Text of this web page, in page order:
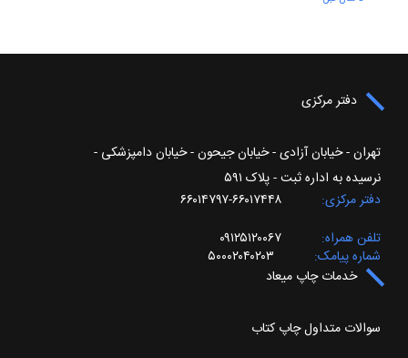
دفتر مرکزی
تهران - خیابان آزادی - خیابان جیحون - خیابان دامپزشکی -
نرسیده به اداره ثبت - پلاک ۵۹۱
دفتر مرکزی
۶۶۰۱۷۴۴۸-۶۶۰۱۴۷۹۷
تلفن همراه
۰۹۱۲۵۱۲۰۰۶۷
شماره پیامک
۵۰۰۰۲۰۴۰۲۰۳
خدمات چاپ میعاد
سوالات متداول چاپ کتاب